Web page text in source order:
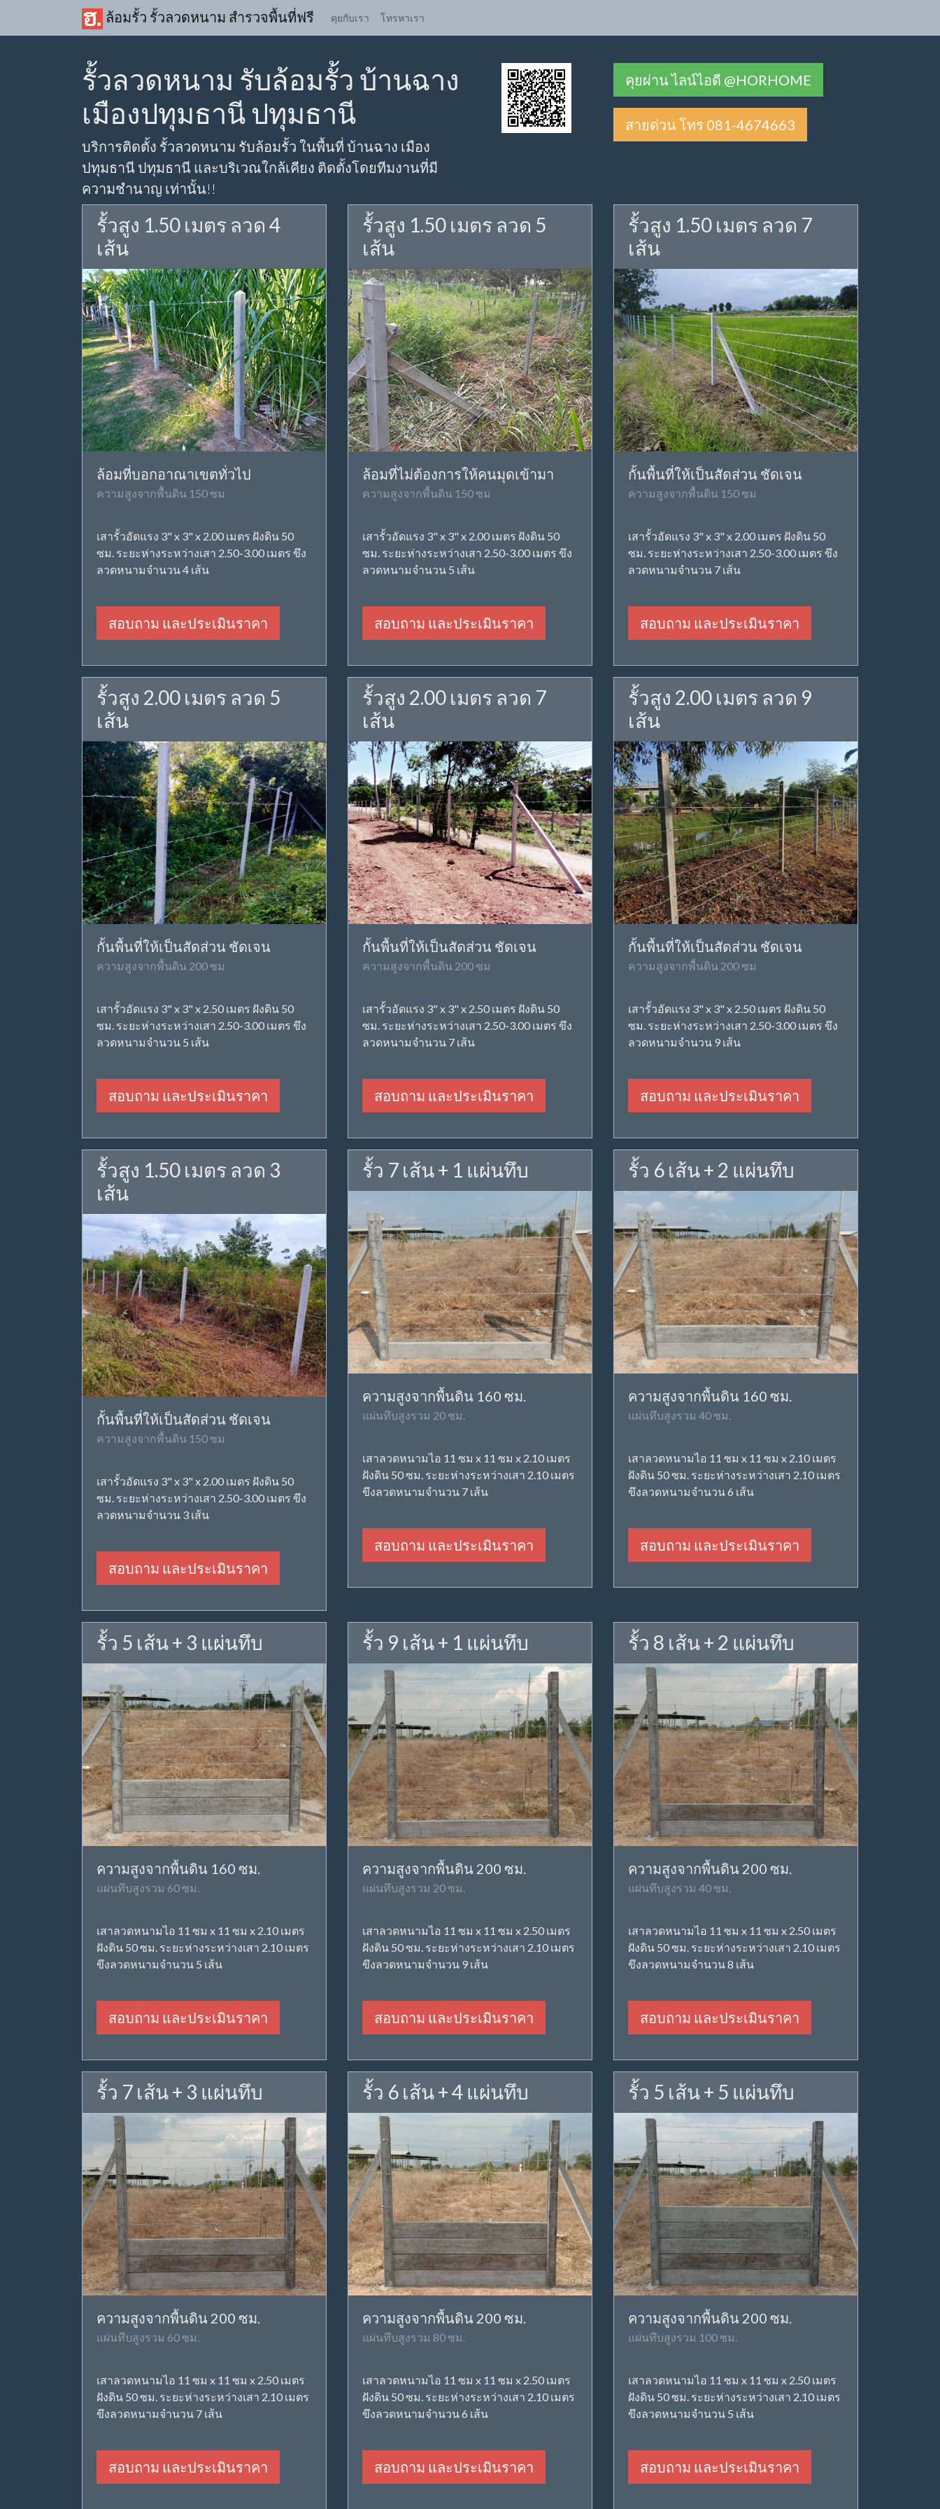
ล้อมรั้ว รั้วลวดหนาม สำรวจพื้นที่ฟรี คุยกับเรา โทรหาเรา
รั้วลวดหนาม รับล้อมรั้ว บ้านฉาง
เมืองปทุมธานี ปทุมธานี
บริการติดตั้ง รั้วลวดหนาม รับล้อมรั้ว ในพื้นที่ บ้านฉาง เมือง
ปทุมธานี ปทุมธานี และบริเวณใกล้เคียง ติดตั้งโดยทีมงานที่มี
ความชำนาญ เท่านั้น!!
คุยผ่าน ไลน์ไอดี @HORHOME
สายด่วน โทร 081-4674663
รั้วสูง 1.50 เมตร ลวด 4
เส้น
ล้อมที่บอกอาณาเขตทั่วไป
ความสูงจากพื้นดิน 150 ซม
เสารั้วอัดแรง 3" x 3" x 2.00 เมตร ฝังดิน 50
ซม. ระยะห่างระหว่างเสา 2.50-3.00 เมตร ขึง
ลวดหนามจำนวน 4 เส้น
สอบถาม และประเมินราคา
รั้วสูง 1.50 เมตร ลวด 5
เส้น
ล้อมที่ไม่ต้องการให้คนมุดเข้ามา
ความสูงจากพื้นดิน 150 ซม
เสารั้วอัดแรง 3" x 3" x 2.00 เมตร ฝังดิน 50
ซม. ระยะห่างระหว่างเสา 2.50-3.00 เมตร ขึง
ลวดหนามจำนวน 5 เส้น
สอบถาม และประเมินราคา
รั้วสูง 1.50 เมตร ลวด 7
เส้น
กั้นพื้นที่ให้เป็นสัดส่วน ชัดเจน
ความสูงจากพื้นดิน 150 ซม
เสารั้วอัดแรง 3" x 3" x 2.00 เมตร ฝังดิน 50
ซม. ระยะห่างระหว่างเสา 2.50-3.00 เมตร ขึง
ลวดหนามจำนวน 7 เส้น
สอบถาม และประเมินราคา
รั้วสูง 2.00 เมตร ลวด 5
เส้น
กั้นพื้นที่ให้เป็นสัดส่วน ชัดเจน
ความสูงจากพื้นดิน 200 ซม
เสารั้วอัดแรง 3" x 3" x 2.50 เมตร ฝังดิน 50
ซม. ระยะห่างระหว่างเสา 2.50-3.00 เมตร ขึง
ลวดหนามจำนวน 5 เส้น
สอบถาม และประเมินราคา
รั้วสูง 2.00 เมตร ลวด 7
เส้น
กั้นพื้นที่ให้เป็นสัดส่วน ชัดเจน
ความสูงจากพื้นดิน 200 ซม
เสารั้วอัดแรง 3" x 3" x 2.50 เมตร ฝังดิน 50
ซม. ระยะห่างระหว่างเสา 2.50-3.00 เมตร ขึง
ลวดหนามจำนวน 7 เส้น
สอบถาม และประเมินราคา
รั้วสูง 2.00 เมตร ลวด 9
เส้น
กั้นพื้นที่ให้เป็นสัดส่วน ชัดเจน
ความสูงจากพื้นดิน 200 ซม
เสารั้วอัดแรง 3" x 3" x 2.50 เมตร ฝังดิน 50
ซม. ระยะห่างระหว่างเสา 2.50-3.00 เมตร ขึง
ลวดหนามจำนวน 9 เส้น
สอบถาม และประเมินราคา
รั้วสูง 1.50 เมตร ลวด 3
เส้น
กั้นพื้นที่ให้เป็นสัดส่วน ชัดเจน
ความสูงจากพื้นดิน 150 ซม
เสารั้วอัดแรง 3" x 3" x 2.00 เมตร ฝังดิน 50
ซม. ระยะห่างระหว่างเสา 2.50-3.00 เมตร ขึง
ลวดหนามจำนวน 3 เส้น
สอบถาม และประเมินราคา
รั้ว 7 เส้น + 1 แผ่นทึบ
ความสูงจากพื้นดิน 160 ซม.
แผ่นทึบสูงรวม 20 ซม.
เสาลวดหนามไอ 11 ซม x 11 ซม x 2.10 เมตร
ฝังดิน 50 ซม. ระยะห่างระหว่างเสา 2.10 เมตร
ขึงลวดหนามจำนวน 7 เส้น
สอบถาม และประเมินราคา
รั้ว 6 เส้น + 2 แผ่นทึบ
ความสูงจากพื้นดิน 160 ซม.
แผ่นทึบสูงรวม 40 ซม.
เสาลวดหนามไอ 11 ซม x 11 ซม x 2.10 เมตร
ฝังดิน 50 ซม. ระยะห่างระหว่างเสา 2.10 เมตร
ขึงลวดหนามจำนวน 6 เส้น
สอบถาม และประเมินราคา
รั้ว 5 เส้น + 3 แผ่นทึบ
ความสูงจากพื้นดิน 160 ซม.
แผ่นทึบสูงรวม 60 ซม.
เสาลวดหนามไอ 11 ซม x 11 ซม x 2.10 เมตร
ฝังดิน 50 ซม. ระยะห่างระหว่างเสา 2.10 เมตร
ขึงลวดหนามจำนวน 5 เส้น
สอบถาม และประเมินราคา
รั้ว 9 เส้น + 1 แผ่นทึบ
ความสูงจากพื้นดิน 200 ซม.
แผ่นทึบสูงรวม 20 ซม.
เสาลวดหนามไอ 11 ซม x 11 ซม x 2.50 เมตร
ฝังดิน 50 ซม. ระยะห่างระหว่างเสา 2.10 เมตร
ขึงลวดหนามจำนวน 9 เส้น
สอบถาม และประเมินราคา
รั้ว 8 เส้น + 2 แผ่นทึบ
ความสูงจากพื้นดิน 200 ซม.
แผ่นทึบสูงรวม 40 ซม.
เสาลวดหนามไอ 11 ซม x 11 ซม x 2.50 เมตร
ฝังดิน 50 ซม. ระยะห่างระหว่างเสา 2.10 เมตร
ขึงลวดหนามจำนวน 8 เส้น
สอบถาม และประเมินราคา
รั้ว 7 เส้น + 3 แผ่นทึบ
ความสูงจากพื้นดิน 200 ซม.
แผ่นทึบสูงรวม 60 ซม.
เสาลวดหนามไอ 11 ซม x 11 ซม x 2.50 เมตร
ฝังดิน 50 ซม. ระยะห่างระหว่างเสา 2.10 เมตร
ขึงลวดหนามจำนวน 7 เส้น
สอบถาม และประเมินราคา
รั้ว 6 เส้น + 4 แผ่นทึบ
ความสูงจากพื้นดิน 200 ซม.
แผ่นทึบสูงรวม 80 ซม.
เสาลวดหนามไอ 11 ซม x 11 ซม x 2.50 เมตร
ฝังดิน 50 ซม. ระยะห่างระหว่างเสา 2.10 เมตร
ขึงลวดหนามจำนวน 6 เส้น
สอบถาม และประเมินราคา
รั้ว 5 เส้น + 5 แผ่นทึบ
ความสูงจากพื้นดิน 200 ซม.
แผ่นทึบสูงรวม 100 ซม.
เสาลวดหนามไอ 11 ซม x 11 ซม x 2.50 เมตร
ฝังดิน 50 ซม. ระยะห่างระหว่างเสา 2.10 เมตร
ขึงลวดหนามจำนวน 5 เส้น
สอบถาม และประเมินราคา